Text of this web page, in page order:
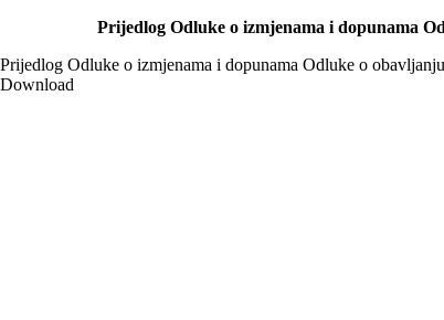
Prijedlog Odluke o izmjenama i dopunama
Prijedlog Odluke o izmjenama i dopunama Odluke o
Download